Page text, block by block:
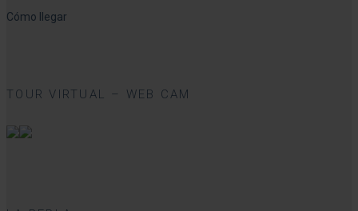
Cómo llegar
TOUR VIRTUAL – WEB CAM